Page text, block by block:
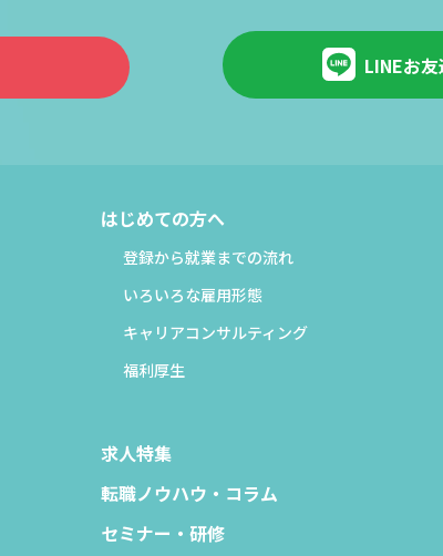
LINEお
はじめての方へ
登録から就業までの流れ
いろいろな雇用形態
キャリアコンサルティング
福利厚生
求人特集
転職ノウハウ・コラム
セミナー・研修